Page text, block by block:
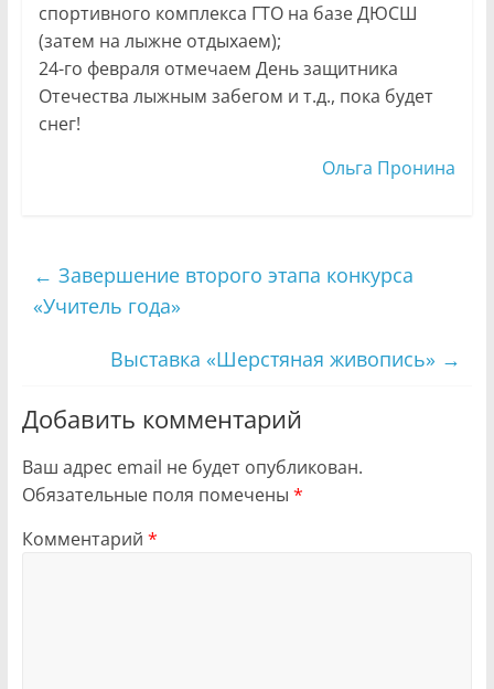
спортивного комплекса ГТО на базе ДЮСШ
(затем на лыжне отдыхаем);
24-го февраля отмечаем День защитника
Отечества лыжным забегом и т.д., пока будет
снег!
Ольга Пронина
← Завершение второго этапа конкурса
«Учитель года»
Выставка «Шерстяная живопись» →
Добавить комментарий
Ваш адрес email не будет опубликован.
Обязательные поля помечены *
Комментарий *